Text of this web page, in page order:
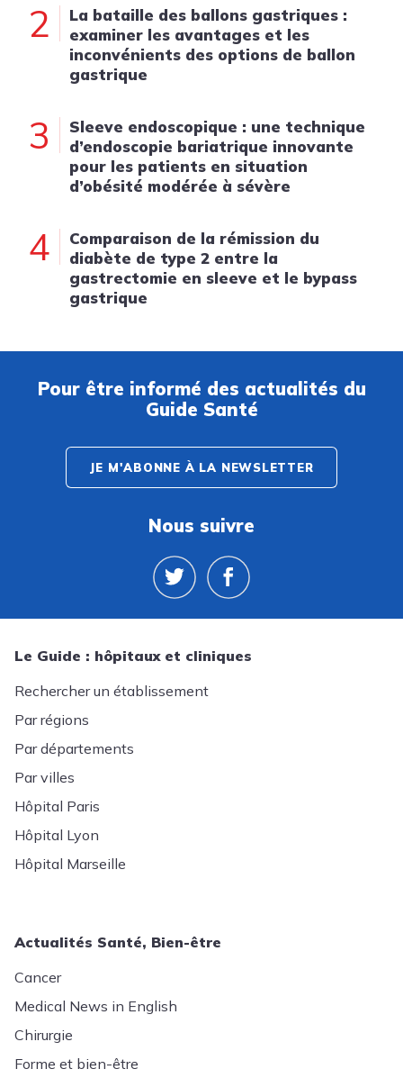
2
La bataille des ballons gastriques :
examiner les avantages et les
inconvénients des options de ballon
gastrique
3
Sleeve endoscopique : une technique
d’endoscopie bariatrique innovante
pour les patients en situation
d’obésité modérée à sévère
4
Comparaison de la rémission du
diabète de type 2 entre la
gastrectomie en sleeve et le bypass
gastrique
Pour être informé des actualités du
Guide Santé
JE M'ABONNE À LA NEWSLETTER
Nous suivre
Le Guide : hôpitaux et cliniques
Rechercher un établissement
Par régions
Par départements
Par villes
Hôpital Paris
Hôpital Lyon
Hôpital Marseille
Actualités Santé, Bien-être
Cancer
Medical News in English
Chirurgie
Forme et bien-être